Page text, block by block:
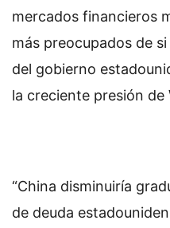
mercados financieros
más preocupados de
del gobierno
la creciente presión de
“China disminuiría
de deuda